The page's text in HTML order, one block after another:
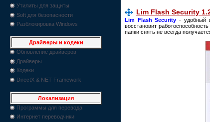
Утилиты для защиты
Soft для безопасности
Разблокировка Windows
Драйверы и кодеки
Обновление драйверов
Драйверы
Кодеки
DirectX & NET Framework
Локализация
Программы для перевода
Интернет переводчики
Lim Flash Security
Lim Flash Security - удобный
восстановит
папки снять не всегда